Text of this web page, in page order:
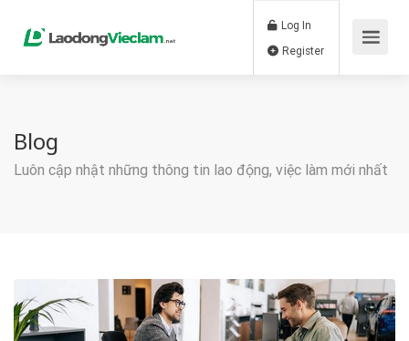
Log In
Blog
Luôn cập nhật những thông tin lao động, việc làm mới nhất